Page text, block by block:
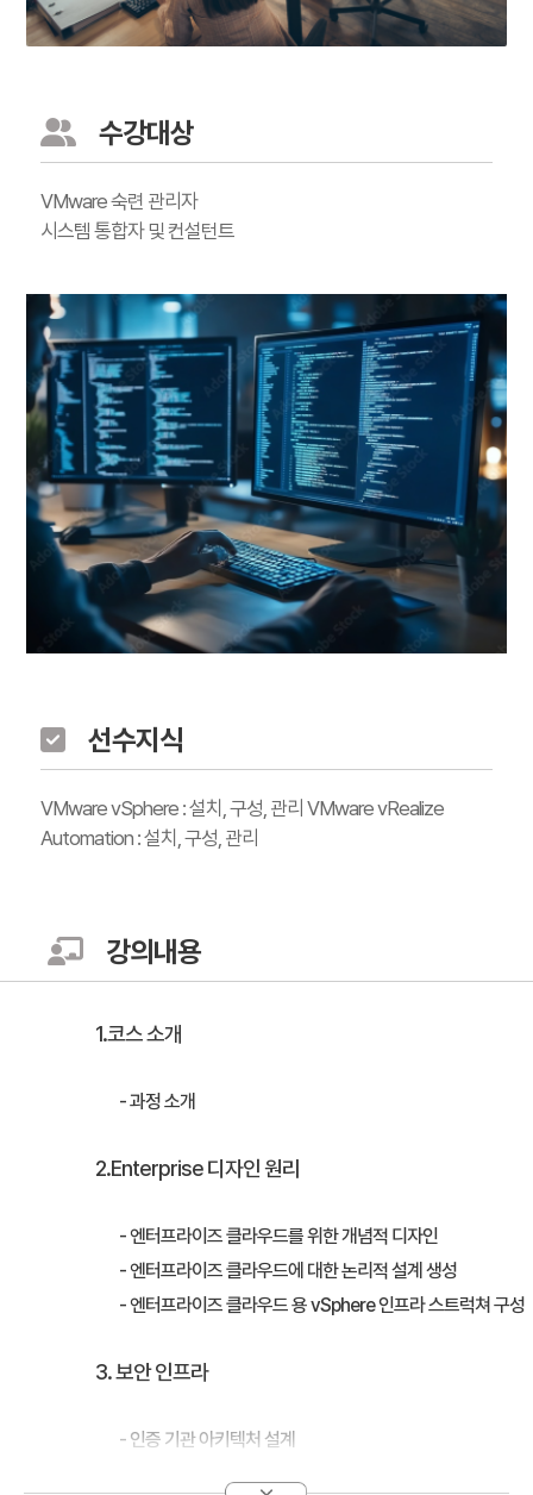
수강대상
VMware 숙련 관리자
시스템 통합자 및 컨설턴트
선수지식
VMware vSphere : 설치, 구성, 관리 VMware vRealize
Automation : 설치, 구성, 관리
강의내용
1.코스 소개
- 과정 소개
2.Enterprise 디자인 원리
- 엔터프라이즈 클라우드를 위한 개념적 디자인
- 엔터프라이즈 클라우드에 대한 논리적 설계 생성
- 엔터프라이즈 클라우드 용 vSphere 인프라 스트럭쳐 구성
3. 보안 인프라
- 인증 기관 아키텍처 설계